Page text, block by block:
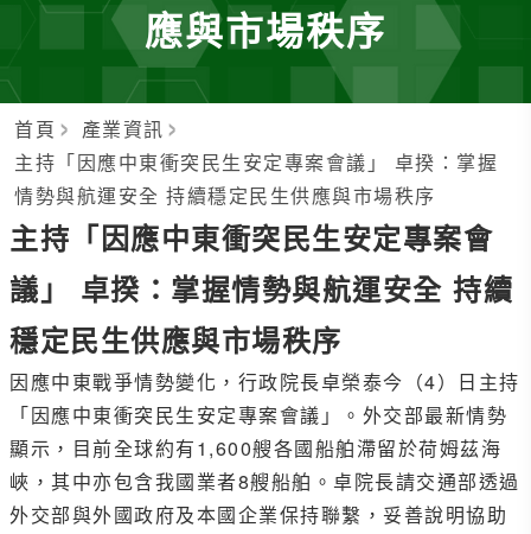
應與市場秩序
首頁
產業資訊
主持「因應中東衝突民生安定專案會議」 卓揆：掌握
情勢與航運安全 持續穩定民生供應與市場秩序
主持「因應中東衝突民生安定專案會
議」 卓揆：掌握情勢與航運安全 持續
穩定民生供應與市場秩序
因應中東戰爭情勢變化，行政院長卓榮泰今（4）日主持
「因應中東衝突民生安定專案會議」。外交部最新情勢
顯示，目前全球約有1,600艘各國船舶滯留於荷姆茲海
峽，其中亦包含我國業者8艘船舶。卓院長請交通部透過
外交部與外國政府及本國企業保持聯繫，妥善說明協助